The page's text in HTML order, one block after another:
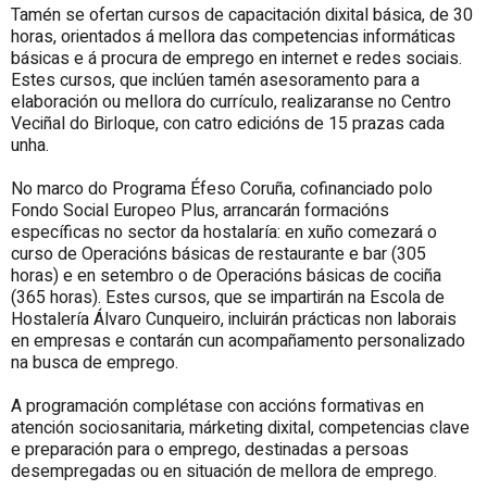
Tamén se ofertan cursos de capacitación dixital básica, de 30
horas, orientados á mellora das competencias informáticas
básicas e á procura de emprego en internet e redes sociais.
Estes cursos, que inclúen tamén asesoramento para a
elaboración ou mellora do currículo, realizaranse no Centro
Veciñal do Birloque, con catro edicións de 15 prazas cada
unha.
No marco do Programa Éfeso Coruña, cofinanciado polo
Fondo Social Europeo Plus, arrancarán formacións
específicas no sector da hostalaría: en xuño comezará o
curso de Operacións básicas de restaurante e bar (305
horas) e en setembro o de Operacións básicas de cociña
(365 horas). Estes cursos, que se impartirán na Escola de
Hostalería Álvaro Cunqueiro, incluirán prácticas non laborais
en empresas e contarán cun acompañamento personalizado
na busca de emprego.
A programación complétase con accións formativas en
atención sociosanitaria, márketing dixital, competencias clave
e preparación para o emprego, destinadas a persoas
desempregadas ou en situación de mellora de emprego.